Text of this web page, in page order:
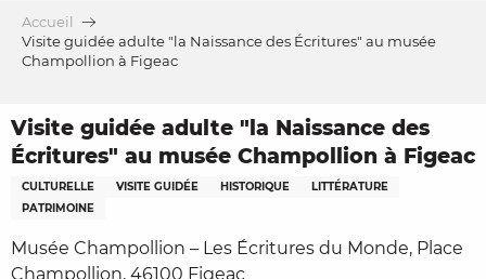
Accueil
Visite guidée adulte "la Naissance des Écritures" au musée
Champollion à Figeac
Visite guidée adulte "la Naissance des
Écritures" au musée Champollion à Figeac
CULTURELLE VISITE GUIDÉE HISTORIQUE
LITTÉRATURE
PATRIMOINE
Musée Champollion – Les Écritures du Monde, Place
Champollion, 46100 Figeac